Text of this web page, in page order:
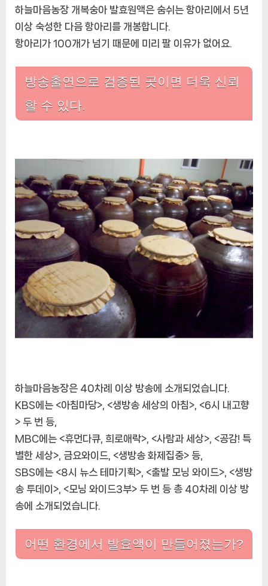
하늘마음농장 개복숭아 발효원액은 숨쉬는 항아리에서 5년
이상 숙성한 다음 항아리를 개봉합니다.
항아리가 100개가 넘기 때문에 미리 팔 이유가 없어요.
방송출연으로 검증된 곳이면 더욱 신뢰
할 수 있다.
하늘마음농장은 40차례 이상 방송에 소개되었습니다.
KBS에는 <아침마당>, <생방송 세상의 아침>, <6시 내고향
> 두 번 등,
MBC에는 <휴먼다큐, 희로애락>, <사람과 세상>, <공감! 특
별한 세상>, 금요와이드, <생방송 화제집중> 등,
SBS에는 <8시 뉴스 테마기획>, <출발 모닝 와이드>, <생방
송 투데이>, <모닝 와이드3부> 두 번 등 총 40차례 이상 방
송에 소개되었습니다.
어떤 환경에서 발효액이 만들어졌는가?